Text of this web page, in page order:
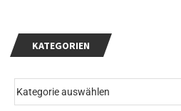
KATEGORIEN